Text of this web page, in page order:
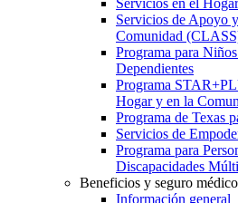
Servicios de Apoyo
Comunidad
Programa para
Dependientes
Programa
Hogar y en la
Programa de Texas
Servicios de
Programa para
Discapacidades
Beneficios y seguro médico
Información general